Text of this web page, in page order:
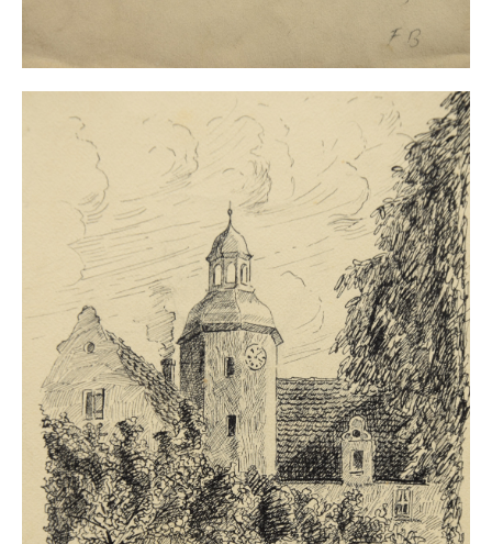
Buchempfehlungen
Richild Holt – Farbe und Linie
Theodor Zeller (1900-1986) Maler und
Visionär
Walter Becker (1893-1984) Malerei und Grafik
Der Maler Richard Sprick (1901-1976)
Suche
Über Uns
Kontakt
Publikationsliste
Über Uns